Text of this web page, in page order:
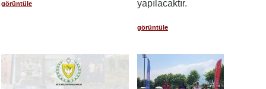
görüntüle
yapılacaktır.
görüntüle